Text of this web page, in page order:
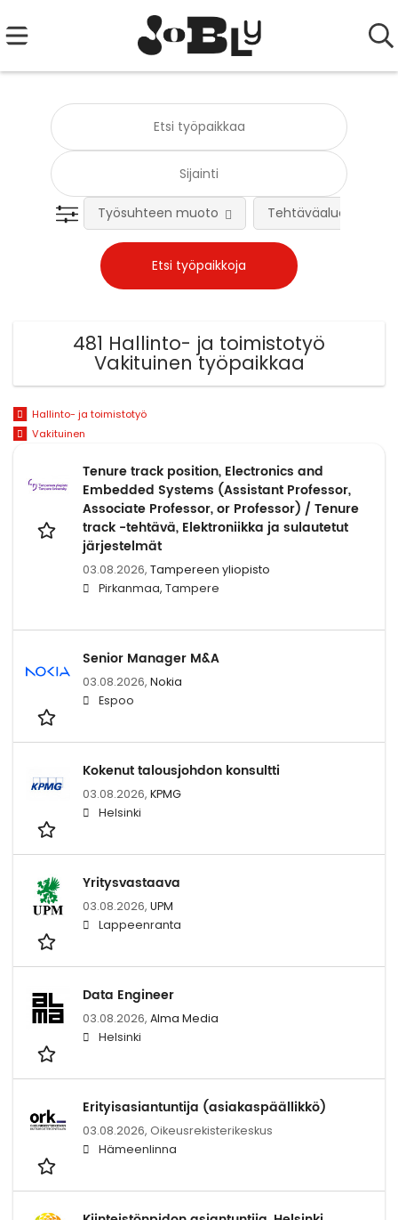
Työsuhteen muoto Tehtäväalue
481 Hallinto- ja toimistotyö
Vakituinen työpaikkaa
Hallinto- ja toimistotyö
Vakituinen
Tenure track position, Electronics and
Embedded Systems (Assistant Professor,
Associate Professor, or Professor) / Tenure
track -tehtävä, Elektroniikka ja sulautetut
järjestelmät
03.08.2026, Tampereen yliopisto
Pirkanmaa, Tampere
Senior Manager M&A
03.08.2026, Nokia
Espoo
Kokenut talousjohdon konsultti
03.08.2026, KPMG
Helsinki
Yritysvastaava
03.08.2026, UPM
Lappeenranta
Data Engineer
03.08.2026, Alma Media
Helsinki
Erityisasiantuntija (asiakaspäällikkö)
03.08.2026, Oikeusrekisterikeskus
Hämeenlinna